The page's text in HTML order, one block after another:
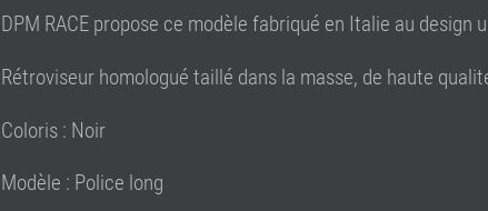
DPM RACE propose ce modèle fabriqué en Italie au design
Rétroviseur homologué taillé dans la masse, de haute
Coloris : Noir
Modèle : Police long